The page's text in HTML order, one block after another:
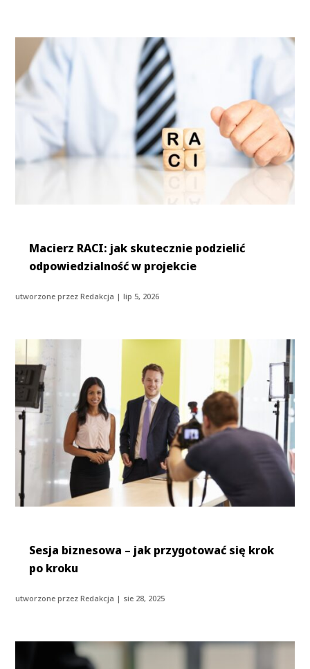
Macierz RACI: jak skutecznie podzielić
odpowiedzialność w projekcie
utworzone przezRedakcja |lip 5, 2026
Sesja biznesowa – jak przygotować się krok
po kroku
utworzone przezRedakcja | sie 28, 2025